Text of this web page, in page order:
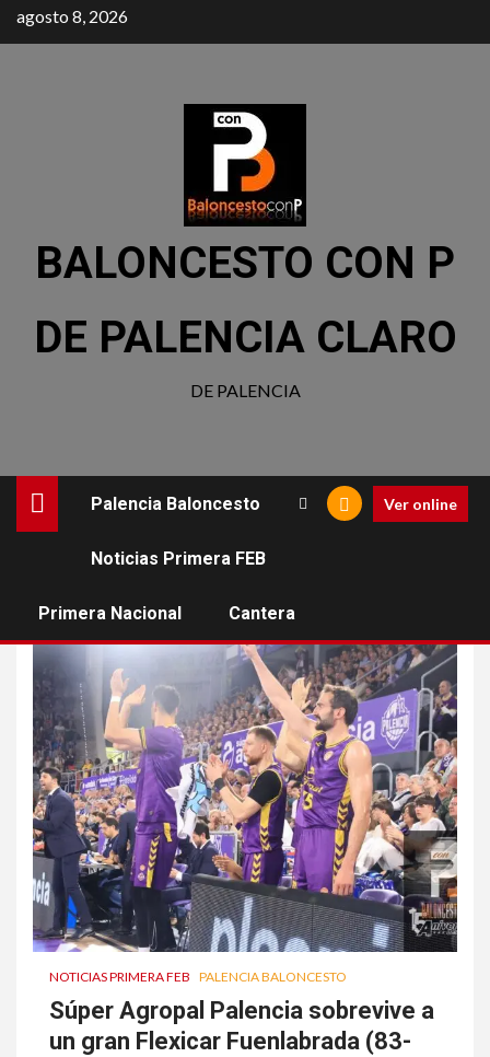
agosto 8, 2026
BALONCESTO CON P
DE PALENCIA CLARO
DE PALENCIA
Palencia Baloncesto
Noticias Primera FEB
Primera Nacional Cantera
Ver online
NOTICIAS PRIMERA FEB PALENCIA BALONCESTO
Súper Agropal Palencia sobrevive a
un gran Flexicar Fuenlabrada (83-